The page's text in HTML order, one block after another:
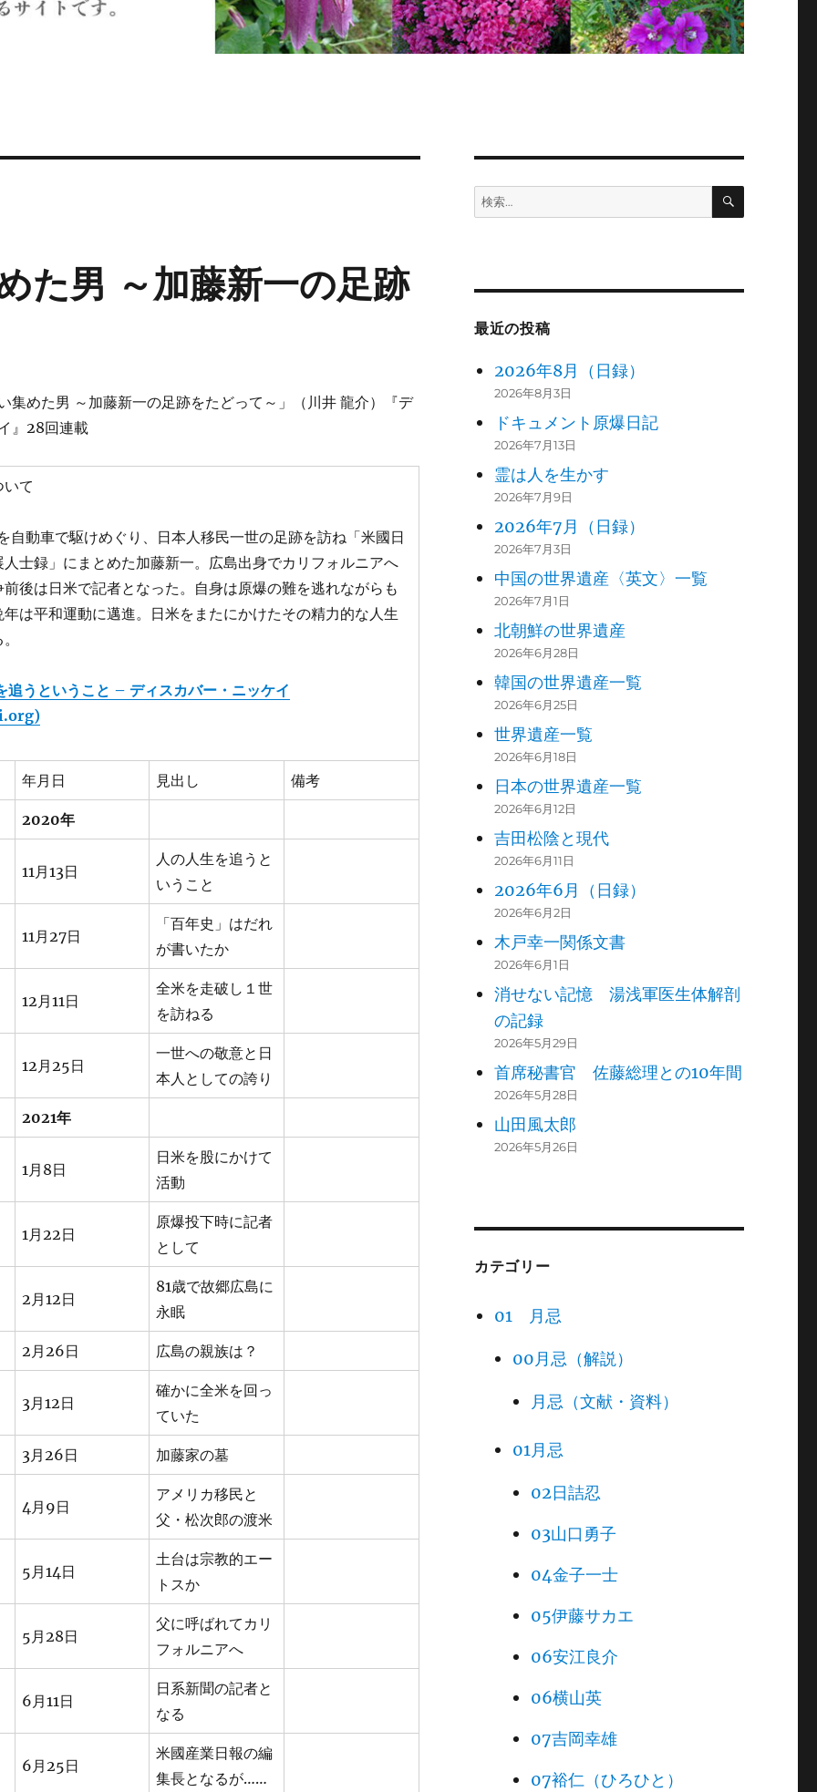
た男 ～加藤新一の足跡
集めた男 ～加藤新一の足跡をたどって～」（川井 龍介）『デ
』28回連載
いて
自動車で駆けめぐり、日本人移民一世の足跡を訪ね「米國日
士録」にまとめた加藤新一。広島出身でカリフォルニアへ
後は日米で記者となった。自身は原爆の難を逃れながらも
は平和運動に邁進。日米をまたにかけたその精力的な人生
追うということ – ディスカバー・ニッケイ
年月日 見出し 備考
2020年
11月13日
人の人生を追うと
いうこと
11月27日
「百年史」はだれ
が書いたか
12月11日
全米を走破し１世
を訪ねる
12月25日
一世への敬意と日
本人としての誇り
2021年
1月8日
日米を股にかけて
活動
1月22日
原爆投下時に記者
として
2月12日
81歳で故郷広島に
永眠
2月26日 広島の親族は？
3月12日
確かに全米を回っ
ていた
3月26日 加藤家の墓
4月9日
アメリカ移民と
父・松次郎の渡米
5月14日
土台は宗教的エー
トスか
5月28日
父に呼ばれてカリ
フォルニアへ
6月11日
日系新聞の記者と
なる
6月25日
米國産業日報の編
集長となるが……
検
索:
検
最近の投稿
2026年8月（日録）
2026年8月3日
ドキュメント原爆日記
2026年7月13日
霊は人を生かす
2026年7月9日
2026年7月（日録）
2026年7月3日
中国の世界遺産〈英文〉一覧
2026年7月1日
北朝鮮の世界遺産
2026年6月28日
韓国の世界遺産一覧
2026年6月25日
世界遺産一覧
2026年6月18日
日本の世界遺産一覧
2026年6月12日
吉田松陰と現代
2026年6月11日
2026年6月（日録）
2026年6月2日
木戸幸一関係文書
2026年6月1日
消せない記憶 湯浅軍医生体解剖
の記録
2026年5月29日
首席秘書官 佐藤総理との10年間
2026年5月28日
山田風太郎
2026年5月26日
カテゴリー
01 月忌
00月忌（解説）
月忌（文献・資料）
01月忌
02日詰忍
03山口勇子
04金子一士
05伊藤サカエ
06安江良介
06横山英
07吉岡幸雄
07裕仁（ひろひと）